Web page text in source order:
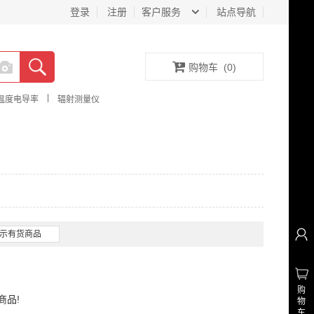
客户服务 站点导航
登录 注册
度电导率 辐射测量仪
购物车 (0)
有货商品
品!
购
物